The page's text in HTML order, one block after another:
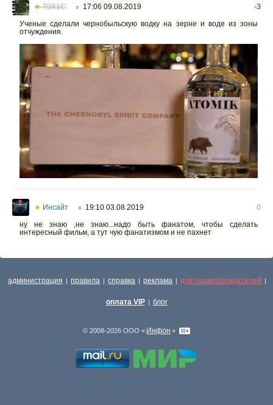
★T0X1C ○ 17:06 09.08.2019
-3
Ученые сделали чернобыльскую водку на зерне и воде из зоны
отчуждения.
★ Инсайт ○ 19:10 03.08.2019
0
ну не знаю ,не знаю...надо быть фанатом, чтобы сделать
интересный фильм, а тут чую фанатизмом и не пахнет
администрация | правила | справка | реклама | для правообладателей |
оплата VIP | блог
© 2008-2026 ООО « Инфон »